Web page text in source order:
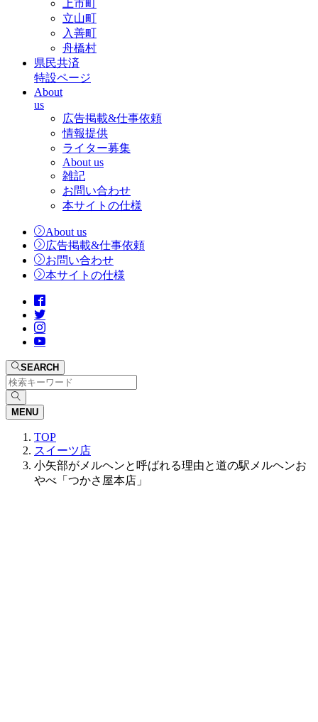
上市町
立山町
入善町
舟橋村
県民共済
特設ページ
About
us
広告掲載&仕事依頼
情報提供
ライター募集
About us
雑記
お問い合わせ
本サイトの仕様
About us
広告掲載&仕事依頼
お問い合わせ
本サイトの仕様
SEARCH
MENU
TOP
スイーツ店
小矢部がメルヘンと呼ばれる理由と道の駅メルヘンお
やべ「つかさ屋本店」